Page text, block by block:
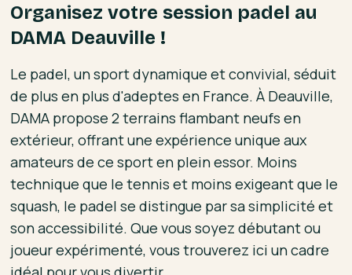
Organisez votre session padel au
DAMA Deauville !
Le padel, un sport dynamique et convivial, séduit
de plus en plus d'adeptes en France. À Deauville,
DAMA propose 2 terrains flambant neufs en
extérieur, offrant une expérience unique aux
amateurs de ce sport en plein essor. Moins
technique que le tennis et moins exigeant que le
squash, le padel se distingue par sa simplicité et
son accessibilité. Que vous soyez débutant ou
joueur expérimenté, vous trouverez ici un cadre